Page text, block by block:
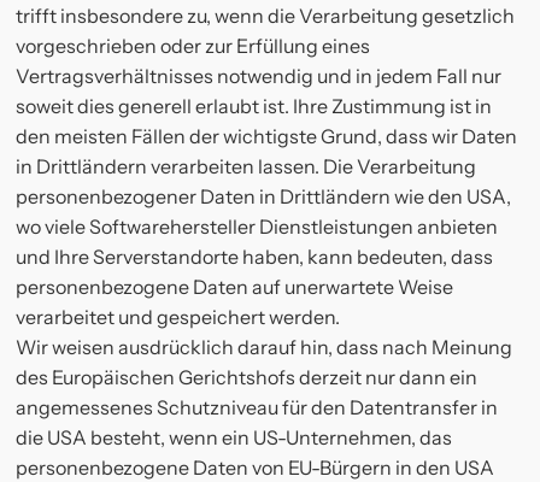
trifft insbesondere zu, wenn die Verarbeitung gesetzlich
vorgeschrieben oder zur Erfüllung eines
Vertragsverhältnisses notwendig und in jedem Fall nur
soweit dies generell erlaubt ist. Ihre Zustimmung ist in
den meisten Fällen der wichtigste Grund, dass wir Daten
in Drittländern verarbeiten lassen. Die Verarbeitung
personenbezogener Daten in Drittländern wie den USA,
wo viele Softwarehersteller Dienstleistungen anbieten
und Ihre Serverstandorte haben, kann bedeuten, dass
personenbezogene Daten auf unerwartete Weise
verarbeitet und gespeichert werden.
Wir weisen ausdrücklich darauf hin, dass nach Meinung
des Europäischen Gerichtshofs derzeit nur dann ein
angemessenes Schutzniveau für den Datentransfer in
die USA besteht, wenn ein US-Unternehmen, das
personenbezogene Daten von EU-Bürgern in den USA